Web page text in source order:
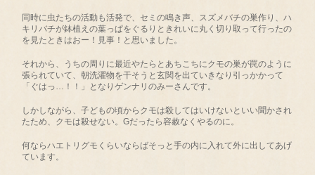
同時に虫たちの活動も活発で、セミの鳴き声、スズメバチの巣作り、ハ
キリバチが鉢植えの葉っぱをぐるりときれいに丸く切り取って行ったの
を見たときはおー！見事！と思いました。
それから、うちの周りに最近やたらとあちこちにクモの巣が罠のように
張られていて、朝洗濯物を干そうと玄関を出ていきなり引っかかって
「ぐはっ…！！」となりゲンナリのみーさんです。
しかしながら、子どもの頃からクモは殺してはいけないといい聞かされ
たため、クモは殺せない。Gだったら容赦なくやるのに。
何ならハエトリグモくらいならばそっと手の内に入れて外に出してあげ
ています。